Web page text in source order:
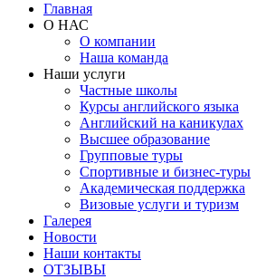
Главная
О НАС
О компании
Наша команда
Наши услуги
Частные школы
Курсы английского языка
Английский на каникулах
Высшее образование
Групповые туры
Спортивные и бизнес-туры
Академическая поддержка
Визовые услуги и туризм
Галерея
Новости
Наши контакты
ОТЗЫВЫ